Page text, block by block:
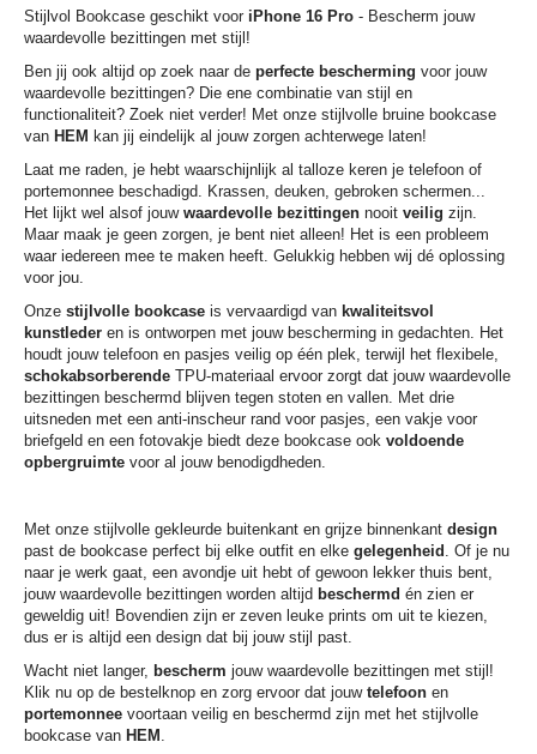
Stijlvol Bookcase geschikt voor iPhone 16 Pro - Bescherm jouw
waardevolle bezittingen met stijl!
Ben jij ook altijd op zoek naar de perfecte bescherming voor jouw
waardevolle bezittingen? Die ene combinatie van stijl en
functionaliteit? Zoek niet verder! Met onze stijlvolle bruine bookcase
van HEM kan jij eindelijk al jouw zorgen achterwege laten!
Laat me raden, je hebt waarschijnlijk al talloze keren je telefoon of
portemonnee beschadigd. Krassen, deuken, gebroken schermen...
Het lijkt wel alsof jouw waardevolle bezittingen nooit veilig zijn.
Maar maak je geen zorgen, je bent niet alleen! Het is een probleem
waar iedereen mee te maken heeft. Gelukkig hebben wij dé oplossing
voor jou.
Onze stijlvolle bookcase is vervaardigd van kwaliteitsvol
kunstleder en is ontworpen met jouw bescherming in gedachten. Het
houdt jouw telefoon en pasjes veilig op één plek, terwijl het flexibele,
schokabsorberende TPU-materiaal ervoor zorgt dat jouw waardevolle
bezittingen beschermd blijven tegen stoten en vallen. Met drie
uitsneden met een anti-inscheur rand voor pasjes, een vakje voor
briefgeld en een fotovakje biedt deze bookcase ook voldoende
opbergruimte voor al jouw benodigdheden.
Met onze stijlvolle gekleurde buitenkant en grijze binnenkant design
past de bookcase perfect bij elke outfit en elke gelegenheid . Of je nu
naar je werk gaat, een avondje uit hebt of gewoon lekker thuis bent,
jouw waardevolle bezittingen worden altijd beschermd én zien er
geweldig uit! Bovendien zijn er zeven leuke prints om uit te kiezen,
dus er is altijd een design dat bij jouw stijl past.
Wacht niet langer, bescherm jouw waardevolle bezittingen met stijl!
Klik nu op de bestelknop en zorg ervoor dat jouw telefoon en
portemonnee voortaan veilig en beschermd zijn met het stijlvolle
bookcase van HEM .